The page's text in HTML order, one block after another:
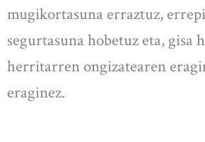
mugikortasuna erraztuz,
segurtasuna hobetuz eta, gisa
herritarren ongizatearen
eraginez.